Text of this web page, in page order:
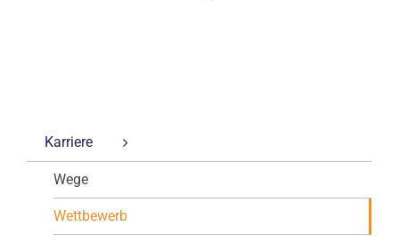
Karriere
Wege
Wettbewerb